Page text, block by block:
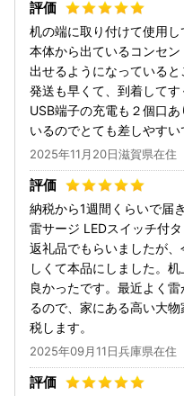
机の端に取り付けて使用し
本体から出ているコンセ
出せるようになっていると
発送も早くて、到着してす
USB端子の充電も２個口
いるのでとても差しやすい
2025年11月20日滋賀県在住
納税から1週間くらいで届
雷サージ LEDスイッチ付
返礼品でもらいましたが
しくて本品にしました。
良かったです。最近よく
るので、家にある高い大
税します。
2025年09月11日兵庫県在住